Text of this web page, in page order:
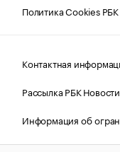
Политика Cookies РБК
Контактная
Рассылка РБК Новости
Информация об
Правовая